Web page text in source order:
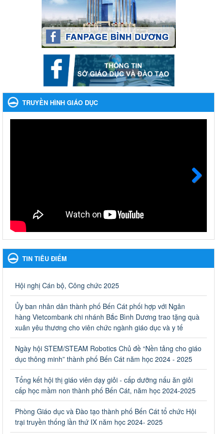
Lần thứ VIII, năm học 2023-2024
Ngày ban hành: 28/12/2023
Phối hợp rà soát nhu cầu tiêm vắc xin phòng Covid 19
Phối hợp rà soát nhu cầu tiêm vắc xin phòng Covid 19
Ngày ban hành: 22/11/2023
Phát động, triển khai Cuộc thi " An toàn giao thông cho nụ
cười ngày mai" dành cho học sinh và giáo viên trung học
năm học 2023-2024
Phát động, triển khai Cuộc thi " An toàn giao thông cho nụ cười
Nhắc nhỡ thực hiện thanh toán không dùng tiền mặt các
khoản thu trong nhà trường năm học 2023-2024 và các năm
Ngày ban hành: 27/09/2023
Hưởng ứng cuộc thi Tìm hiểu Luật Phòng, chống ma túy
Hưởng ứng cuộc thi Tìm hiểu Luật Phòng, chống ma túy
Ngày ban hành: 06/09/2023
bổng, hỗ trợ của Chương trình "Tiếp sức đến trường" năm
học 2023-2024
Về việc thống kê, lập danh sách đề xuất học sinh nhận học bổng,
hỗ trợ của Chương trình "Tiếp sức đến trường" năm học 2023-
2024
Triển khai Kế hoạch Triển khai các hoạt động hưởng ứng
phong trào vệ sinh yêu nước nâng cao sức khỏe nhân dân
năm 2023
Triển khai Kế hoạch Triển khai các hoạt động hưởng ứng phong
trào vệ sinh yêu nước nâng cao sức khỏe nhân dân năm 2023
Ngày ban hành: 10/08/2023
TRUYỀN HÌNH GIÁO DỤC
TIN TIÊU ĐIỂM
Hội nghị Cán bộ, Công chức 2025
Ủy ban nhân dân thành phố Bến Cát phối hợp với Ngân
hàng Vietcombank chi nhánh Bắc Bình Dương trao tặng quà
xuân yêu thương cho viên chức ngành giáo dục và y tế
Ngày hội STEM/STEAM Robotics Chủ đề “Nền tảng cho giáo
dục thông minh” thành phố Bến Cát năm học 2024 - 2025
Tổng kết hội thị giáo viên dạy giỏi - cấp dưỡng nấu ăn giỏi
cấp học mầm non thành phố Bến Cát, năm học 2024-2025
Phòng Giáo dục và Đào tạo thành phố Bến Cát tổ chức Hội
trại truyền thống lần thứ IX năm học 2024- 2025